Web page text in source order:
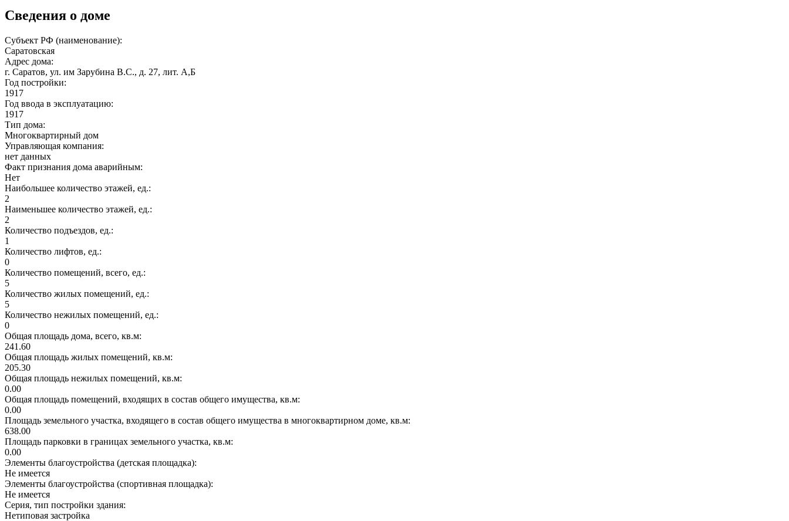
Сведения о доме
Субъект РФ (наименование):
Саратовская
Адрес дома:
г. Саратов, ул. им Зарубина В.С., д. 27, лит. А,Б
Год постройки:
1917
Год ввода в эксплуатацию:
1917
Тип дома:
Многоквартирный дом
Управляющая компания:
нет данных
Факт признания дома аварийным:
Нет
Наибольшее количество этажей, ед.:
2
Наименьшее количество этажей, ед.:
2
Количество подъездов, ед.:
1
Количество лифтов, ед.:
0
Количество помещений, всего, ед.:
5
Количество жилых помещений, ед.:
5
Количество нежилых помещений, ед.:
0
Общая площадь дома, всего, кв.м:
241.60
Общая площадь жилых помещений, кв.м:
205.30
Общая площадь нежилых помещений, кв.м:
0.00
Общая площадь помещений, входящих в состав общего имущества, кв.м:
0.00
Площадь земельного участка, входящего в состав общего имущества в многоквартирном доме, кв.м:
638.00
Площадь парковки в границах земельного участка, кв.м:
0.00
Элементы благоустройства (детская площадка):
Не имеется
Элементы благоустройства (спортивная площадка):
Не имеется
Серия, тип постройки здания:
Нетиповая застройка